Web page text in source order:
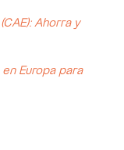
Ahorra y
Europa para